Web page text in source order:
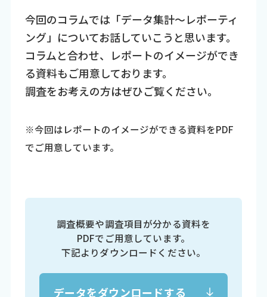
今回のコラムでは「データ集計～レポーティ
ング」についてお話していこうと思います。
コラムと合わせ、レポートのイメージができ
る資料もご用意しております。
調査をお考えの方はぜひご覧ください。
※今回はレポートのイメージができる資料をPDF
でご用意しています。
調査概要や調査項目が分かる資料を
PDFでご用意しています。
下記よりダウンロードください。
データをダウンロードする